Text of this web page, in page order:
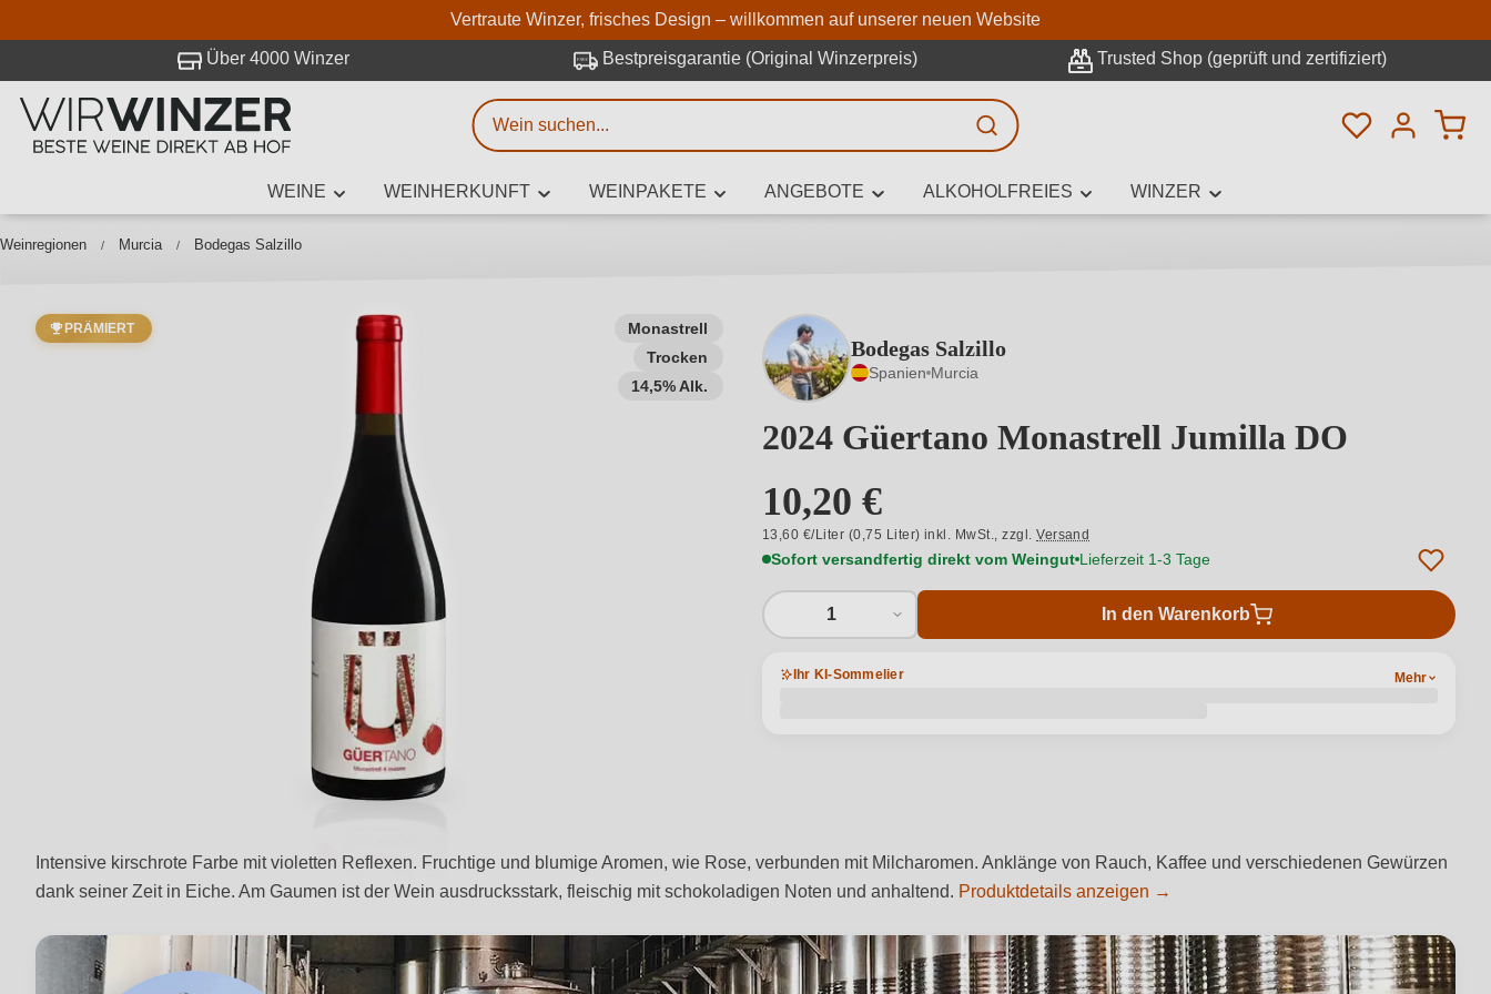
Zum Hauptinhalt springen
Zur Suche springen
Zur Hauptnavigation springen
Vertraute Winzer, frisches Design – willkommen auf unserer neuen Website
Über 4000 Winzer Bestpreisgarantie (Original Winzerpreis) Trusted Shop (geprüft und zertifiziert)
Du hast 0
WEINE WEINHERKUNFT WEINPAKETE ANGEBOTE ALKOHOLFREIES WINZER
Weinregionen Murcia Bodegas Salzillo
Monastrell
Trocken
14,5% Alk.
PRÄMIERT
Bodegas Salzillo
Spanien Murcia
2024 Güertano Monastrell Jumilla DO
10,20 €
13,60 €/Liter (0,75 Liter) inkl. MwSt.,zzgl.Versand
Sofort versandfertig direkt vom Weingut Lieferzeit 1-3 Tage
1 In den Warenkorb
Ihr KI-Sommelier Mehr
Intensive kirschrote Farbe mit violetten Reflexen. Fruchtige und blumige Aromen, wie Rose, verbunden mit Milcharomen. Anklänge von Rauch, Kaffee und verschiedenen Gewürzen
dank seiner Zeit in Eiche. Am Gaumen ist der Wein ausdrucksstark, fleischig mit schokoladigen Noten und anhaltend. Produktdetails anzeigen →
Weinsuche
Mindestens 3 Zeichen eingeben
Erweiterte Suche
Beschreiben Sie, welchen Wein Sie suchen – ob nach Geschmack, Anlass, Weinnamen,
Rebsorte, Region, Winzer oder anderen Kriterien.
bei WirWinzer.